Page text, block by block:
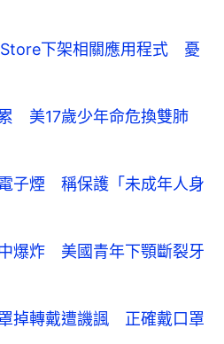
下架相關應用程式 憂
美17歲少年命危換雙肺
子煙 稱保護「未成年人身
爆炸 美國青年下顎斷裂牙
罩掉轉戴遭譏諷 正確戴口罩